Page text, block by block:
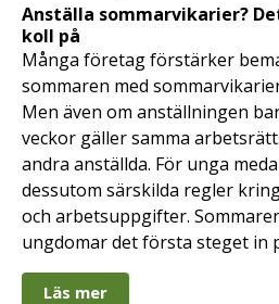
Anställa sommarvikarier?
koll på
Många företag förstärker
sommaren med
Men även om anställningen
veckor gäller samma
andra anställda. För unga
dessutom särskilda regler
och arbetsuppgifter.
ungdomar det första steget in
Läs mer